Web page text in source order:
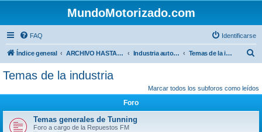
MundoMotorizado.com
FAQ Identificarse
Índice general ARCHIVO HASTA 2018 Industria automotriz Temas de la industria
c
Temas de la industria
Marcar todos los subforos como leídos
Foro
Temas generales de Tunning
Foro a cargo de la Repuestos FM